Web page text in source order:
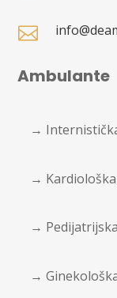

Ambulante
→
→
→
→